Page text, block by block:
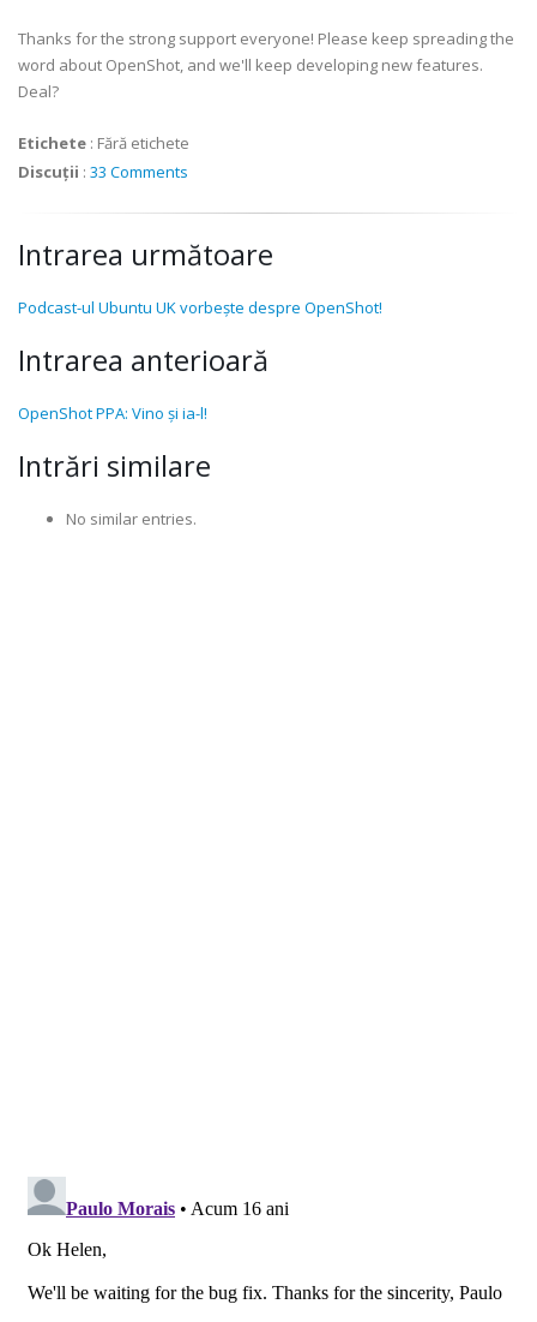
Thanks for the strong support everyone! Please keep spreading the
word about OpenShot, and we'll keep developing new features.
Deal?
Etichete : Fără etichete
Discuții : 33 Comments
Intrarea următoare
Podcast-ul Ubuntu UK vorbește despre OpenShot!
Intrarea anterioară
OpenShot PPA: Vino și ia-l!
Intrări similare
No similar entries.